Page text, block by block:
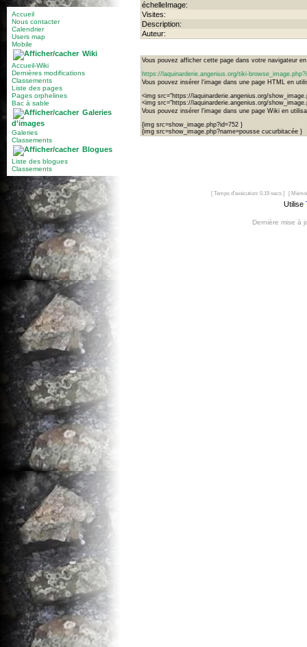
Accueil
Nous contacter
Calendrier
Users map
Mobile
Wiki
Accueil-Wiki
Dernières modifications
Classements
Liste des pages
Pages orphelines
Bac à sable
Galeries
d'images
Galeries
Classements
Blogues
Liste des blogues
Classements
échelleImage:
Visites:
Description:
Auteur:
Vous pouvez afficher cette page dans votre navigateur
https://laquinarderie.angenius.org/tiki-
Vous pouvez insérer l'image dans une page HTML en
<img src="https://laquinarderie.angenius.org/
<img src="https://laquinarderie.angenius.org/
Vous pouvez insérer l'image dans une page Wiki en
{img src=show_image.php?id=752 }
{img src=show_image.php?name=pousse cucurbitacée }
[ Temps d'exécution: 0.19 secs ] [
Utilise
Dernière mise à